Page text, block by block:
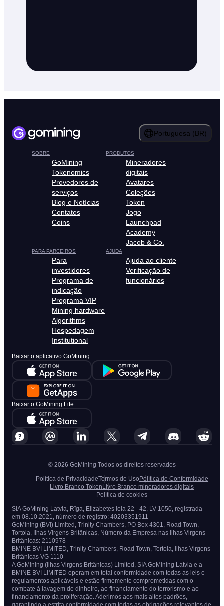
Portuguesa (BR)
SOBRE
GoMining
Tokenomics
Provedores de
serviços
Blog e Notícias
Contatos
Coins
PRODUTOS
Mineradores
digitais
Avatares
Coleções
Token
Jogo
Launchpad
Academy
Jacob & Co.
PARA PARCEIROS
Para
investidores
Programa de
indicação
Programa VIP
Mining hardware
Algorithms
Hospedagem
Institutional
AJUDA
Ajuda ao cliente
Verificação de
funcionários
Baixar o aplicativo GoMining
Baixar o GoMining Lite
© 2026 GoMining Todos os direitos reservados
Política de PrivacidadeTermos de Uso Política de Conformidade
Livro Branco Token Livro Branco mineradores digitais
Política de cookies
SIA GoMining Latvia, Rīga, Elizabetes iela 22 - 42, LV-1050, registrada
em 08.10.2021, número de registro: 40203351911
GoMining (BVI) Limited, Trinity Chambers, PO Box 4301, Road Town,
Tortola, Ilhas Virgens Britânicas, Número da Empresa nas Ilhas Virgens
Britânicas: 2110978
BMINE BVI LIMITED, Trinity Chambers, Road Town, Tortola, Ilhas Virgens
Britânicas VG 1110
A GoMining (Ilhas Virgens Britânicas) Limited, SIA GoMining Latvia e a
BMINE BVI LIMITED operam em total conformidade com todas as leis e
regulamentos aplicáveis e estão firmemente comprometidas com o
combate à lavagem de dinheiro, ao financiamento do terrorismo e ao
financiamento da proliferação. Aderimos aos mais altos padrões,